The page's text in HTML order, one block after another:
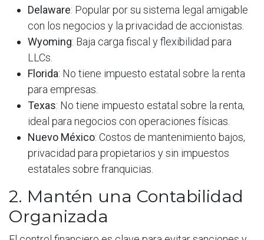
Delaware: Popular por su sistema legal amigable
con los negocios y la privacidad de accionistas.
Wyoming: Baja carga fiscal y flexibilidad para
LLCs.
Florida: No tiene impuesto estatal sobre la renta
para empresas.
Texas: No tiene impuesto estatal sobre la renta,
ideal para negocios con operaciones físicas.
Nuevo México: Costos de mantenimiento bajos,
privacidad para propietarios y sin impuestos
estatales sobre franquicias.
2. Mantén una Contabilidad
Organizada